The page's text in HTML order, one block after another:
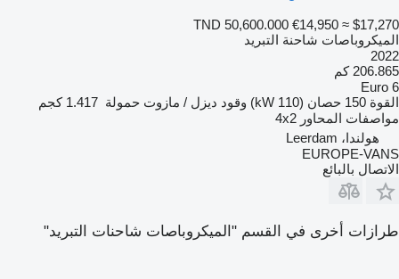
TND 50,600.000 €14,950 ≈ $17,270
الميكروباصات شاحنة التبريد
2022
206.865 كم
Euro 6
القوة 150 حصان (110 kW) وقود ديزل / مازوت حمولة 1.417 كجم
مواصفات المحاور 4x2
هولندا، Leerdam
EUROPE-VANS
الاتصال بالبائع
طرازات أخرى في القسم "الميكروباصات شاحنات التبريد"